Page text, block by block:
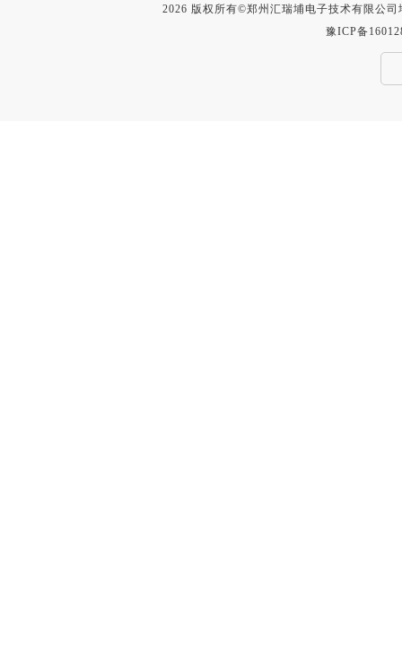
2026 版权所有©郑州汇瑞埔电子技术有限公
豫ICP备